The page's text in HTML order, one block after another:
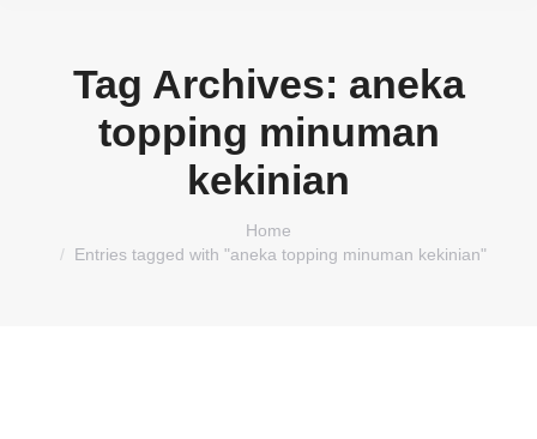
Tag Archives: aneka
topping minuman
kekinian
Home
Entries tagged with "aneka topping minuman kekinian"